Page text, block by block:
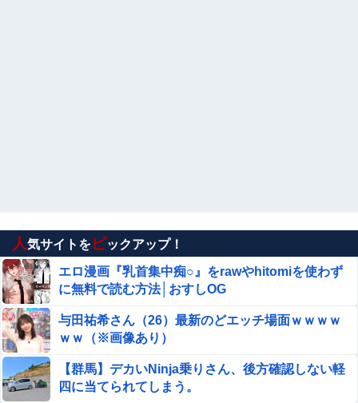
習近平さん、腐敗撲滅に本気を出した結果…半年で53万
8000件ｗｗｗ
【天才】 雪が溶けると何になる？理系「水になるでしょ
w」文系ワイ「はぁ～…」→結果ｗｗｗ
【エ□漫画】 村の中年セクハラおじさん達に犯されまくる
JK！排他的ド田舎に転校してきた少女は怪異に対する生
贄で…
人気サイトをピックアップ！
エロ漫画『乳首集中痴○』をrawやhitomiを使わず
に無料で読む方法│おすしOG
与田祐希さん（26）最新のどエッチ場面ｗｗｗｗ
ｗｗ（※画像あり）
【群馬】デカいNinja乗りさん、後方確認しない軽
四に当てられてしまう。